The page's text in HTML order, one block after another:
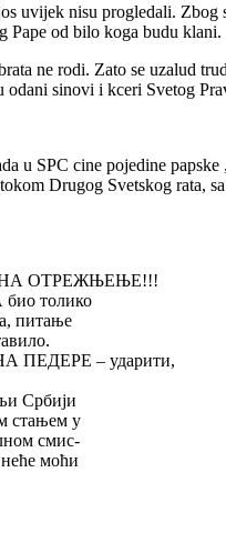
uvijek nisu progledali.
Pape od bilo koga budu klani.
ne rodi. Zato se uzalud
odani sinovi i kceri Svetog
u SPC cine pojedine
Drugog Svetskog rata,
ОТРЕЖЊЕЊЕ!!!
толико
питање
ПЕДЕРЕ – ударити,
Србији
стањем у
смис-
моћи